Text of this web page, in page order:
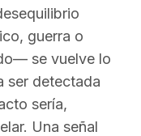
guerra o
se vuelve lo
ser detectada
sería,
Una señal